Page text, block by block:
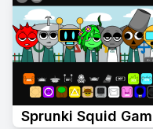
Sprunki Squid